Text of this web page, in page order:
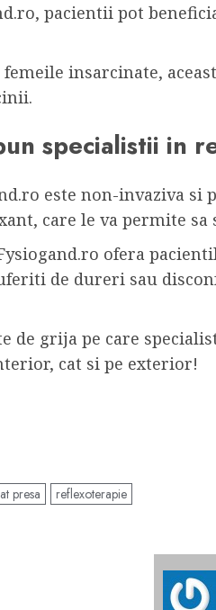
pacientii pot
insarcinate,
specialistii in
este non-invaziva
care le va permite sa
ofera
de dureri sau
de grija pe care
cat si pe exterior!
presa reflexoterapie